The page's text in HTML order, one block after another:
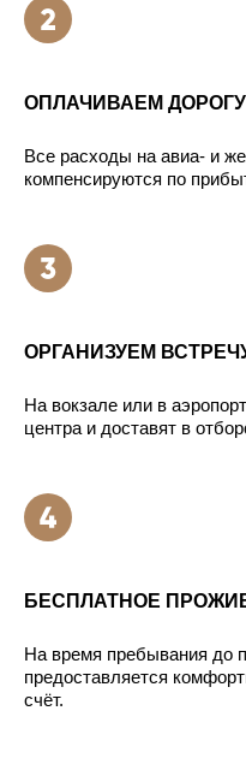
ОПЛАЧИВАЕМ
Все расходы на авиа- и
компенсируются по
ОРГАНИЗУЕМ
На вокзале или в
центра и доставят в
БЕСПЛАТНОЕ
На время пребывания до
предоставляется
счёт.